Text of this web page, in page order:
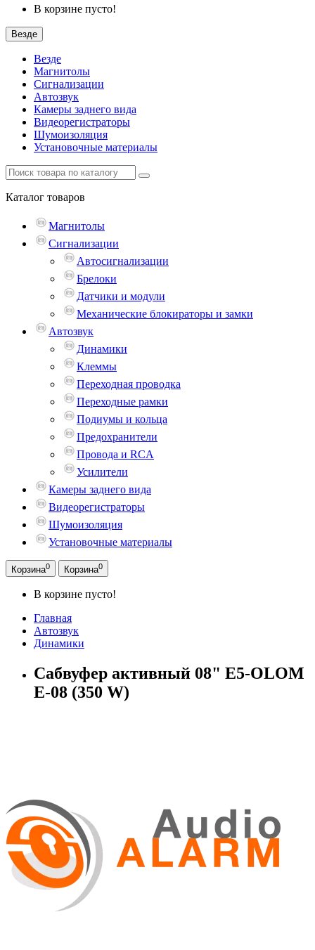
В корзине пусто!
Везде
Везде
Магнитолы
Сигнализации
Автозвук
Камеры заднего вида
Видеорегистраторы
Шумоизоляция
Установочные материалы
Каталог товаров
Магнитолы
Сигнализации
Автосигнализации
Брелоки
Датчики и модули
Механические блокираторы и замки
Автозвук
Динамики
Клеммы
Переходная проводка
Переходные рамки
Подиумы и кольца
Предохранители
Провода и RCA
Усилители
Камеры заднего вида
Видеорегистраторы
Шумоизоляция
Установочные материалы
Корзина0 Корзина0
В корзине пусто!
Главная
Автозвук
Динамики
Сабвуфер активный 08" E5-OLOM
E-08 (350 W)